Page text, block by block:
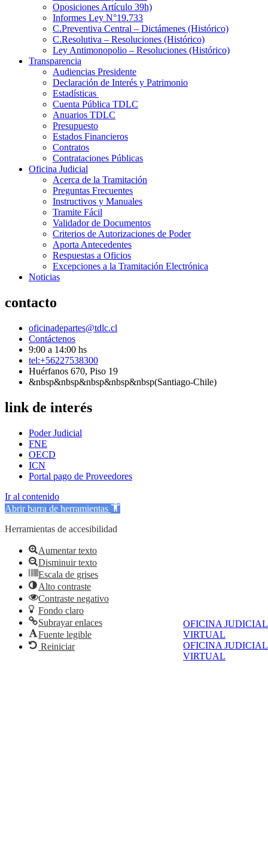
OFICINA JUDICIAL
VIRTUAL
OFICINA JUDICIAL
VIRTUAL
Oposiciones Artículo 39h)
Informes Ley N°19.733
C.Preventiva Central – Dictámenes (Histórico)
C.Resolutiva – Resoluciones (Histórico)
Ley Antimonopolio – Resoluciones (Histórico)
Transparencia
Audiencias Presidente
Declaración de Interés y Patrimonio
Estadísticas
Cuenta Pública TDLC
Anuarios TDLC
Presupuesto
Estados Financieros
Contratos
Contrataciones Públicas
Oficina Judicial
Acerca de la Tramitación
Preguntas Frecuentes
Instructivos y Manuales
Tramite Fácil
Validador de Documentos
Criterios de Autorizaciones de Poder
Aporta Antecedentes
Respuestas a Oficios
Excepciones a la Tramitación Electrónica
Noticias
contacto
oficinadepartes@tdlc.cl
Contáctenos
9:00 a 14:00 hs
tel:+56227538300
Huérfanos 670, Piso 19
&nbsp&nbsp&nbsp&nbsp&nbsp(Santiago-Chile)
link de interés
Poder Judicial
FNE
OECD
ICN
Portal pago de Proveedores
Ir al contenido
Abrir barra de herramientas
Herramientas de accesibilidad
Aumentar texto
Disminuir texto
Escala de grises
Alto contraste
Contraste negativo
Fondo claro
Subrayar enlaces
Fuente legible
Reiniciar